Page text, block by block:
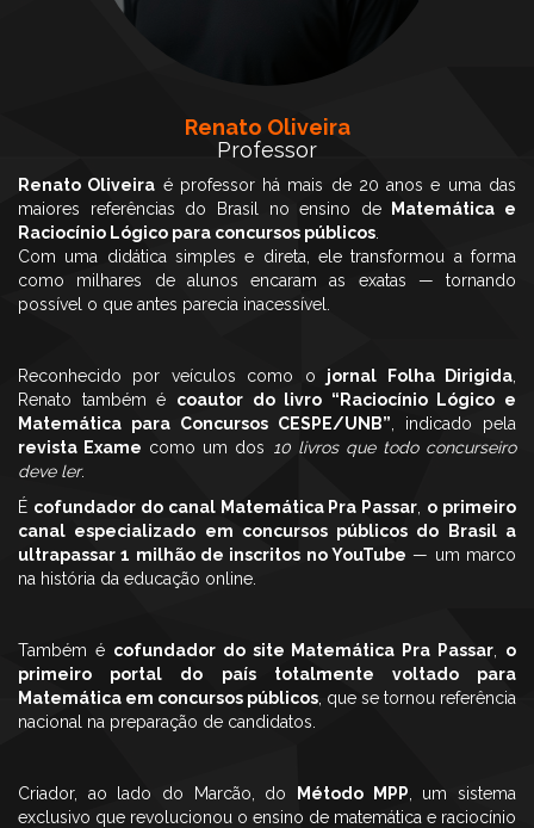
Renato Oliveira
Professor
Renato Oliveira é professor há mais de 20 anos e uma das
maiores referências do Brasil no ensino de
Matemática e
Raciocínio Lógico para concursos públicos
Com uma didática simples e direta, ele transformou a forma
como milhares de alunos encaram as exatas — tornando
possível o que antes parecia inacessível.
Reconhecido por veículos como o jornal Folha Dirigida
Renato também é coautor do livro “Raciocínio Lógico e
Matemática para Concursos CESPE/UNB” , indicado pela
revista Exame como um dos
10 livros que todo concurseiro
deve ler.
É cofundador do canal Matemática Pra Passar o primeiro
canal especializado em concursos públicos do Brasil a
ultrapassar 1 milhão de inscritos no YouTube — um marco
na história da educação online.
Também é cofundador do site Matemática Pra Passar
o
primeiro portal do país totalmente voltado para
Matemática em concursos públicos , que se tornou referência
nacional na preparação de candidatos.
Criador, ao lado do Marcão, do Método MPP , um sistema
exclusivo que revolucionou o ensino de matemática e raciocínio